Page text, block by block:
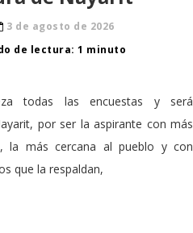
3 de agosto de 2026
de lectura: 1 minuto
todas las encuestas y será
por ser la aspirante con más
la más cercana al pueblo y con
que la respaldan,